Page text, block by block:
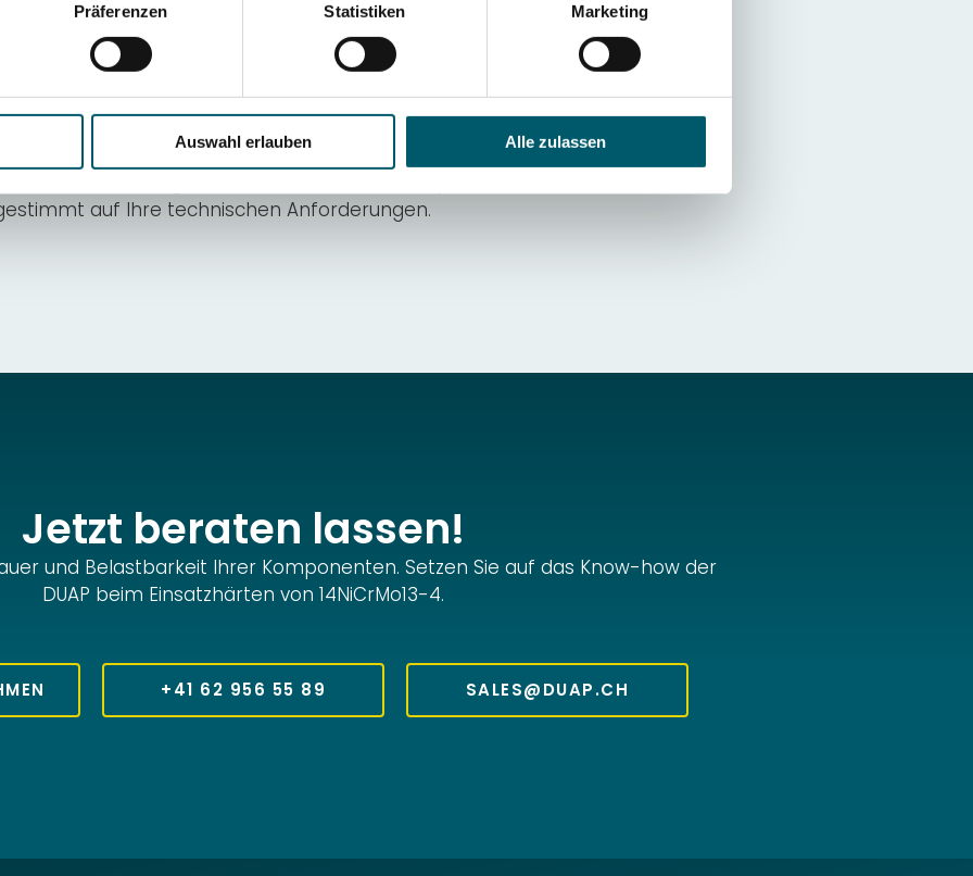
Präferenzen Statistiken Marketing
Auswahl erlauben Alle zulassen
Einsatzhärten von 14NiCrMo13-4 erreicht werden?
und Prozessführung liegt die erreichbare Härte zwischen 58 und 62 HRC.
eignet sich 14NiCrMo13-4 besonders gut?
Wärmebehandlungsparameter anpassen?
auf Ihre technischen Anforderungen.
Jetzt beraten lassen!
und Belastbarkeit Ihrer Komponenten. Setzen Sie auf das Know-how der
DUAP beim Einsatzhärten von 14NiCrMo13-4.
+41 62 956 55 89 SALES@DUAP.CH